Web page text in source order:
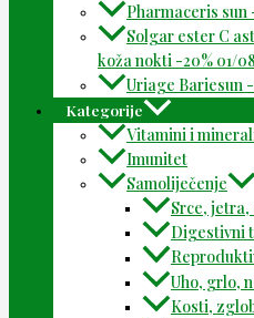
Pharmaceris sun
Solgar ester C
koža nokti -20% 01/
Uriage Bariesun
Kategorije
Vitamini i
Imunitet
Samoliječenje
Srce,
Digestivni
Uho, grlo,
Kosti,